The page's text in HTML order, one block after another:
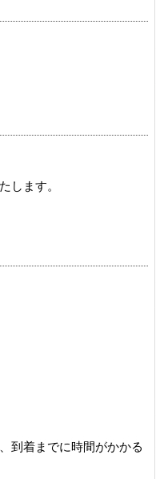
します。
到着までに時間がかかる